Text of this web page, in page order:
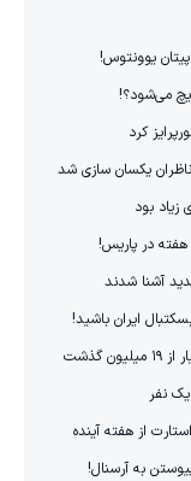
یوونتوس!
می‌شود؟!
کرد
یکسان سازی شد
بود
هفته در پاریس!
آشنا شدند
ایران باشید!
نفر
از هفته آینده
به آرسنال!